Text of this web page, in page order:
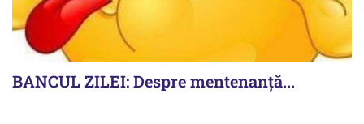
BANCUL ZILEI: Despre mentenanță...